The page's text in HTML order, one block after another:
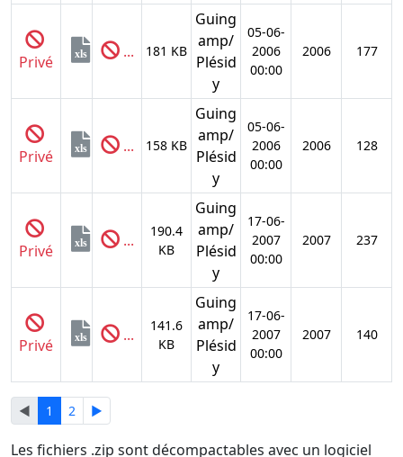
Privé xls ... 181 KB
Guing
amp/
Plésid
y
05-06-
2006
00:00
2006 177
Privé xls ... 158 KB
Guing
amp/
Plésid
y
05-06-
2006
00:00
2006 128
Privé xls ...
190.4
KB
Guing
amp/
Plésid
y
17-06-
2007
00:00
2007 237
Privé xls ...
141.6
KB
Guing
amp/
Plésid
y
17-06-
2007
00:00
2007 140
◄ 1 2 ►
Les fichiers .zip sont décompactables avec un logiciel